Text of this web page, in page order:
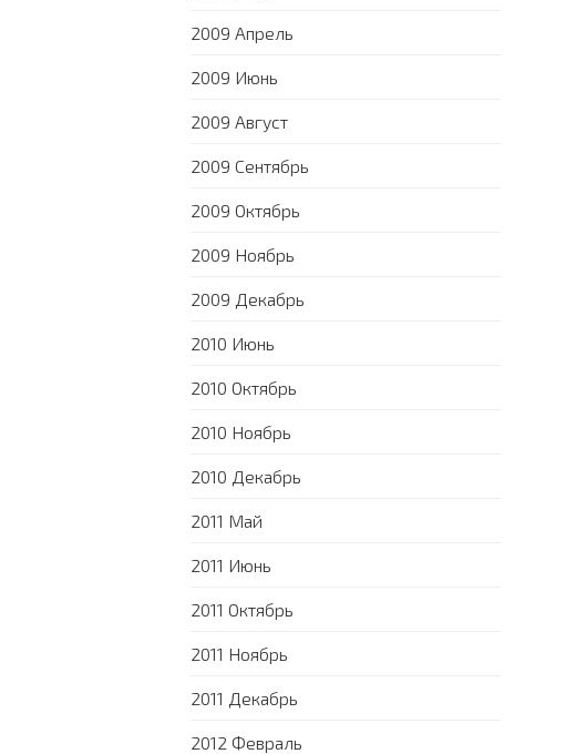
2009 Апрель
2009 Июнь
2009 Август
2009 Сентябрь
2009 Октябрь
2009 Ноябрь
2009 Декабрь
2010 Июнь
2010 Октябрь
2010 Ноябрь
2010 Декабрь
2011 Май
2011 Июнь
2011 Октябрь
2011 Ноябрь
2011 Декабрь
2012 Февраль